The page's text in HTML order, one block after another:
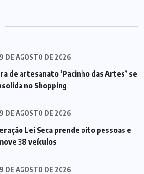
9 DE AGOSTO DE 2026
de artesanato ‘Pacinho das Artes’ se
no Shopping
9 DE AGOSTO DE 2026
Lei Seca prende oito pessoas e
38 veículos
9 DE AGOSTO DE 2026